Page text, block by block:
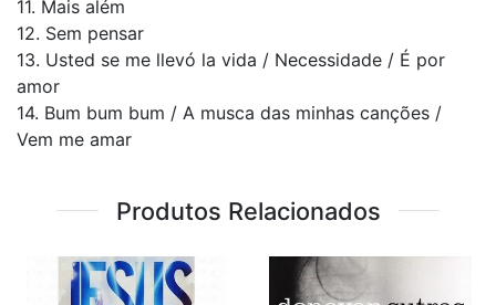
11. Mais além
12. Sem pensar
13. Usted se me llevó la vida / Necessidade / É por
amor
14. Bum bum bum / A musca das minhas canções /
Vem me amar
Produtos Relacionados